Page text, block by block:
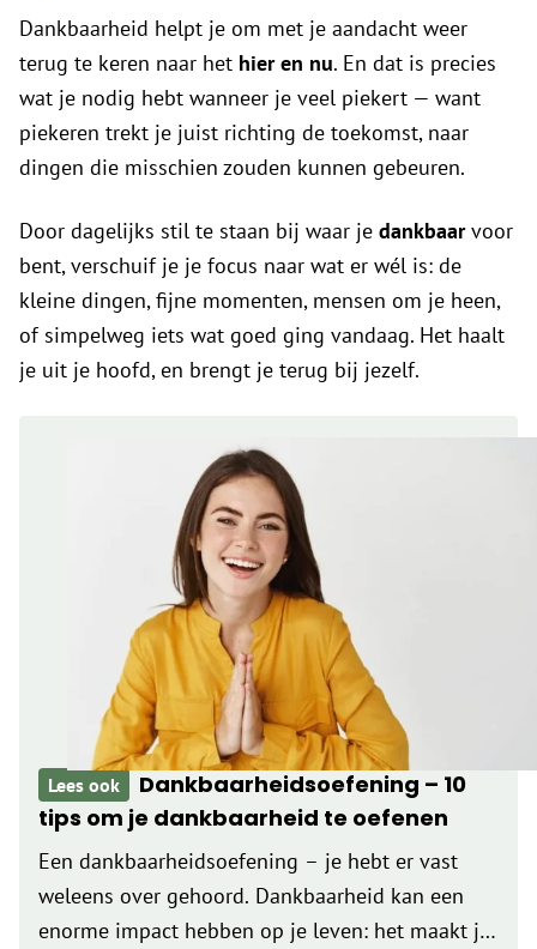
Dankbaarheid helpt je om met je aandacht weer
terug te keren naar het hier en nu. En dat is precies
wat je nodig hebt wanneer je veel piekert — want
piekeren trekt je juist richting de toekomst, naar
dingen die misschien zouden kunnen gebeuren.
Door dagelijks stil te staan bij waar je dankbaarvoor
bent, verschuif je je focus naar wat er wél is: de
kleine dingen, fijne momenten, mensen om je heen,
of simpelweg iets wat goed ging vandaag. Het haalt
je uit je hoofd, en brengt je terug bij jezelf.
Lees ook
Dankbaarheidsoefening – 10
tips om je dankbaarheid te oefenen
Een dankbaarheidsoefening – je hebt er vast
weleens over gehoord. Dankbaarheid kan een
enorme impact hebben op je leven: het maakt je